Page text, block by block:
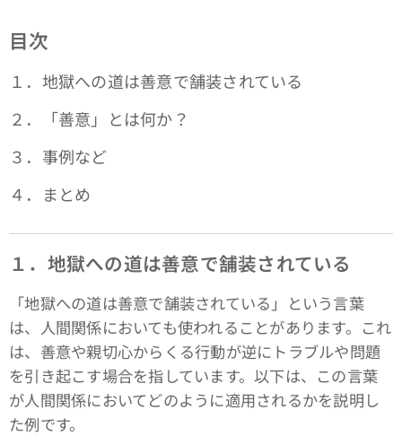
目次
１．地獄への道は善意で舗装されている
２．「善意」とは何か？
３．事例など
４．まとめ
１．地獄への道は善意で舗装されている
「地獄への道は善意で舗装されている」という言葉
は、人間関係においても使われることがあります。これ
は、善意や親切心からくる行動が逆にトラブルや問題
を引き起こす場合を指しています。以下は、この言葉
が人間関係においてどのように適用されるかを説明し
た例です。